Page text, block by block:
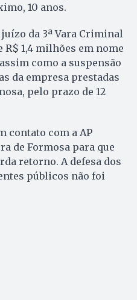
10 anos.
da 3ª Vara Criminal
1,4 milhões em nome
como a suspensão
da empresa prestadas
pelo prazo de 12
contato com a AP
de Formosa para que
retorno. A defesa dos
públicos não foi